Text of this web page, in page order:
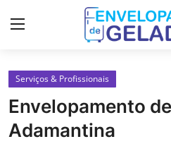
Login
Serviços & Profissionais
Envelopamento
Adamantina